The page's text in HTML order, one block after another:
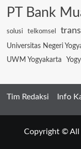
PT Bank
solusi telkomsel
Universitas Negeri
UWM Yogyakarta
Tim Redaksi Info
Copyright © All